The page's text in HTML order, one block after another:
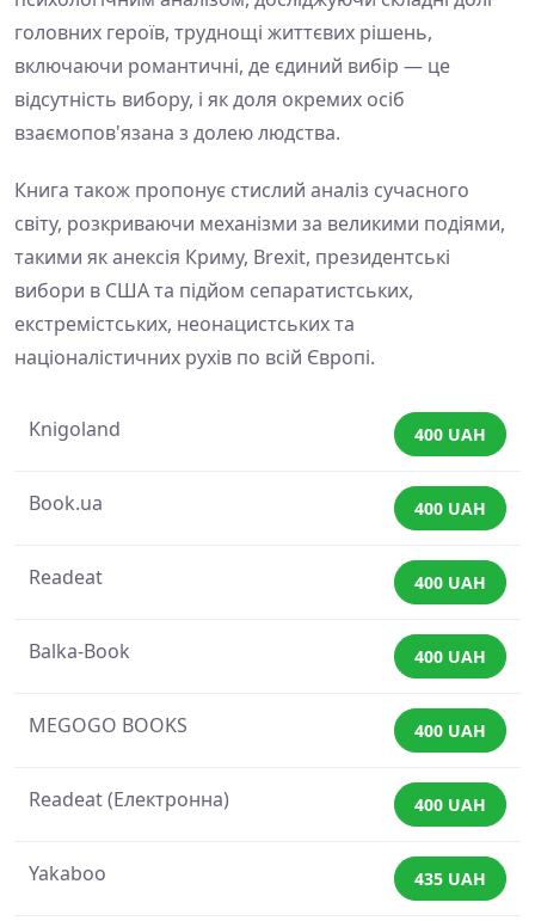
головних героїв, труднощі життєвих рішень,
включаючи романтичні, де єдиний вибір — це
відсутність вибору, і як доля окремих осіб
взаємопов'язана з долею людства.
Книга також пропонує стислий аналіз сучасного
світу, розкриваючи механізми за великими подіями,
такими як анексія Криму, Brexit, президентські
вибори в США та підйом сепаратистських,
екстремістських, неонацистських та
націоналістичних рухів по всій Європі.
Knigoland 400 UAH
Book.ua 400 UAH
Readeat 400 UAH
Balka-Book 400 UAH
MEGOGO BOOKS 400 UAH
Readeat (Електронна) 400 UAH
Yakaboo 435 UAH